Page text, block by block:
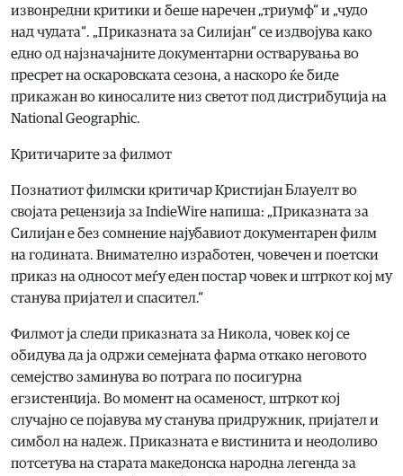
извонредни критики и беше наречен „триумф“ и „чудо
над чудата“. „Приказната за Силијан“ се издвојува како
едно од најзначајните документарни остварувања во
пресрет на оскаровската сезона, а наскоро ќе биде
прикажан во киносалите низ светот под дистрибуција на
National Geographic.
Критичарите за филмот
Познатиот филмски критичар Кристијан Блауелт во
својата рецензија за IndieWire напиша: „Приказната за
Силијан е без сомнение најубавиот документарен филм
на годината. Внимателно изработен, човечен и поетски
приказ на односот меѓу еден постар човек и штркот кој му
станува пријател и спасител.“
Филмот ја следи приказната за Никола, човек кој се
обидува да ја одржи семејната фарма откако неговото
семејство заминува во потрага по посигурна
егзистенција. Во момент на осаменост, штркот кој
случајно се појавува му станува придружник, пријател и
симбол на надеж. Приказната е вистинита и неодоливо
потсетува на старата македонска народна легенда за